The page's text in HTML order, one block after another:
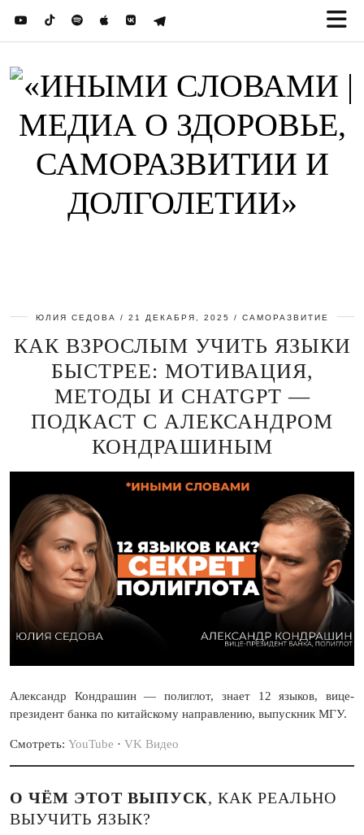
ЮЛИЯ СЕДОВА 21 ДЕКАБРЯ, 2025 САМОРАЗВИТИЕ
КАК ВЗРОСЛЫМ УЧИТЬ ЯЗЫКИ
БЫСТРЕЕ: МОТИВАЦИЯ,
МЕТОДЫ И CHATGPT —
ПОДКАСТ С АЛЕКСАНДРОМ
КОНДРАШИНЫМ
Александр Кондрашин — полиглот, знает 12 языков, вице-
президент банка по китайскому направлению, выпускник МГУ.
Смотреть: YouTube · VK Видео
О ЧЁМ ЭТОТ ВЫПУСК, КАК РЕАЛЬНО
ВЫУЧИТЬ ЯЗЫК?